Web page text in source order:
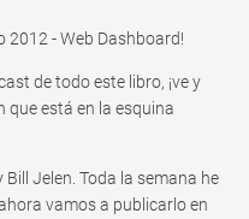
2012 - Web Dashboard!
de todo este libro, ¡ve y
que está en la esquina
Jelen. Toda la semana he
vamos a publicarlo en